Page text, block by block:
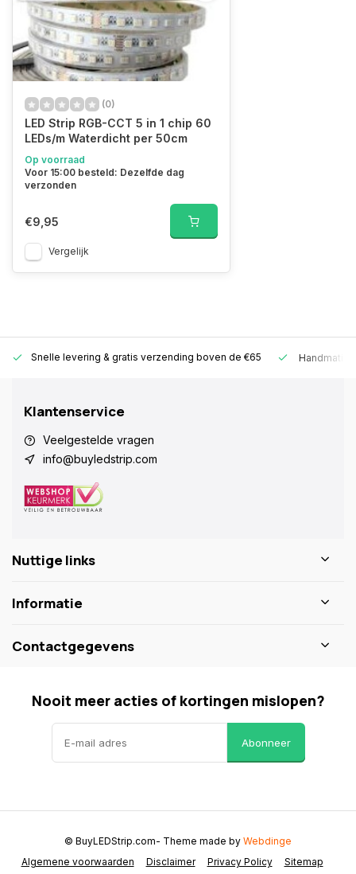
(0)
LED Strip RGB-CCT 5 in 1 chip 60
LEDs/m Waterdicht per 50cm
Op voorraad
Voor 15:00 besteld: Dezelfde dag
verzonden
€9,95
Vergelijk
Snelle levering & gratis verzending boven de €65
Klantenservice
Veelgestelde vragen
info@buyledstrip.com
Nuttige links
Informatie
Contactgegevens
Nooit meer acties of kortingen mislopen?
Abonneer
Algemene voorwaarden Disclaimer Privacy Policy Sitemap
© BuyLEDStrip.com- Theme made by Webdinge